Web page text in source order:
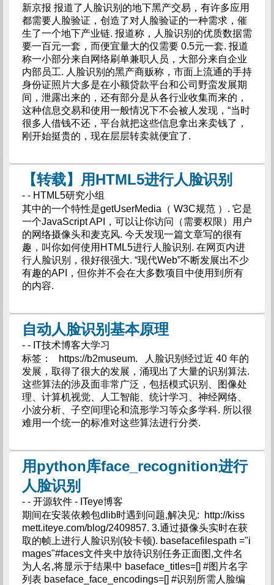
新京报 报道了人脸识别的地下黑产交易，有许多应用
都需要人脸验证，创造了对人脸验证的一种需求，催
生了一个地下产业链. 报道称，人脸识别的优质数据需
要一百元一套，而便宜量大的仅需要 0.5元一套. 报道
称一小部分来自网络刷单兼职人员，大部分来自企业
内部员工. 人脸识别的黑产商贩称，市面上流通的手持
身份证照片大多是在小额贷款平台和公司野蛮发展期
间，泄露出来的，还有部分是从各行业收集而来的，
这种信息交易和使用一般情况下不会被人发现，“当时
很多人借钱不还，平台就把这些信息拿出来卖钱了，
刚开始挺贵的，现在层层转卖就便宜了.
【转载】用HTML5进行人脸识别
- - HTML5研究小组
其中的一个特性是getUserMedia（ W3C规范 ）. 它是
一个JavaScript API，可以让你访问（需要权限）用户
的网络摄像头和麦克风. 今天发现一篇文章写的很有
趣，叫你如何使用HTML5进行人脸识别. 在网页内进
行人脸识别，很好很强大. “现代Web”不断发展出不少
有趣的API，但你并不会在大多数项目中使用到所有
的内容.
自动人脸识别基本原理
- - IT技术博客大学习
标签： https://b2museum. 人脸识别经过近 40 年的
发展，取得了很大的发展，涌现出了大量的识别算法.
这些算法的涉及面非常广泛，包括模式识别、图像处
理、计算机视觉、人工智能、统计学习、神经网络、
小波分析、子空间理论和流形学习等众多学科. 所以很
难用一个统一的标准对这些算法进行分类.
用python库face_recognition进行
人脸识别
- - 开源软件 - ITeye博客
期间在安装依赖包dlib时遇到问题,解决见: http://kiss
mett.iteye.com/blog/2409857. 3.通过摄像头实时在获
取的帧上进行人脸识别(较卡顿). basefacefilespath ="i
mages"#faces文件夹中放待识别任务正面图,文件名
为人名,将显示于结果中 baseface_titles=[] #图片名字
列表 baseface_face_encodings=[] #识别所需人脸编